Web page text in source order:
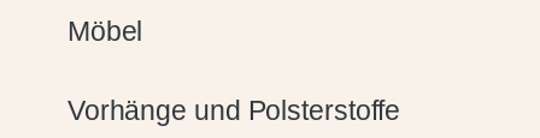
Möbel
Vorhänge und Polsterstoffe